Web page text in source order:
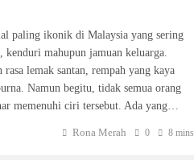
paling ikonik di Malaysia yang sering
mahupun jamuan keluarga.
lemak santan, rempah yang kaya
Namun begitu, tidak semua orang
memenuhi ciri tersebut. Ada yang…
Rona Merah 0 8 mins